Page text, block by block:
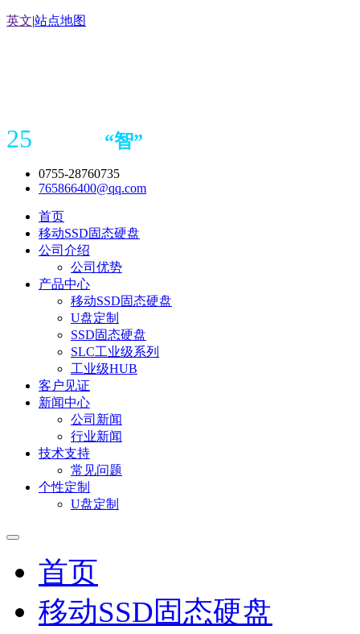
英文|站点地图
25 “智”
0755-28760735
765866400@qq.com
首页
移动SSD固态硬盘
公司介绍
公司优势
产品中心
移动SSD固态硬盘
U盘定制
SSD固态硬盘
SLC工业级系列
工业级HUB
客户见证
新闻中心
公司新闻
行业新闻
技术支持
常见问题
个性定制
U盘定制
首页
移动SSD固态硬盘